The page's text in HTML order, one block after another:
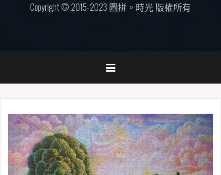
Copyright © 2015-2023 圖拼。時光 版權所有